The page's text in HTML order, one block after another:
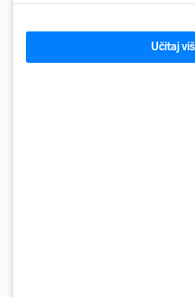
Učitaj